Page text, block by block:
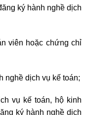
ký hành nghề dịch
viên hoặc chứng chỉ
nghề dịch vụ kế toán;
vụ kế toán, hộ kinh
ký hành nghề dịch